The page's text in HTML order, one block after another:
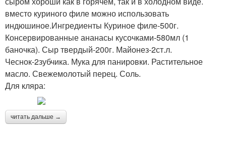
вместо куриного филе можно использовать
индюшиное.Ингредиенты Куриное филе-500г.
Консервированные ананасы кусочками-580мл (1
баночка). Сыр твердый-200г. Майонез-2ст.л.
Чеснок-2зубчика. Мука для панировки. Растительное
масло. Свежемолотый перец. Соль.
Для кляра:
читать дальше →